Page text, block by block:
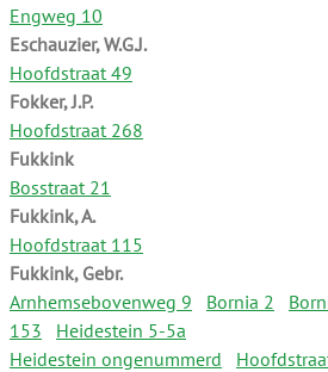
Engweg 10
Eschauzier, W.G.J.
Hoofdstraat 49
Fokker, J.P.
Hoofdstraat 268
Fukkink
Bosstraat 21
Fukkink, A.
Hoofdstraat 115
Fukkink, Gebr.
Arnhemsebovenweg 9
Bornia 2
153
Heidestein 5-5a
Heidestein ongenummerd